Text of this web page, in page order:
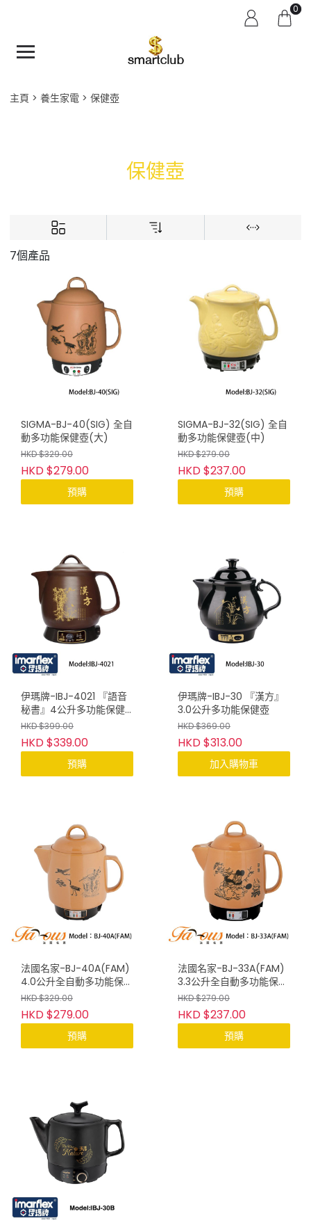
0
主頁 養生家電 保健壺
保健壺
7個產品
SIGMA-BJ-40(SIG) 全自
動多功能保健壺(大)
HKD $329.00
HKD $279.00
預購
SIGMA-BJ-32(SIG) 全自
動多功能保健壺(中)
HKD $279.00
HKD $237.00
預購
伊瑪牌-IBJ-4021 『語音
秘書』4公升多功能保健
壺
HKD $399.00
HKD $339.00
預購
伊瑪牌-IBJ-30 『漢方』
3.0公升多功能保健壺
HKD $369.00
HKD $313.00
加入購物車
法國名家-BJ-40A(FAM)
4.0公升全自動多功能保健
壺
HKD $329.00
HKD $279.00
預購
法國名家-BJ-33A(FAM)
3.3公升全自動多功能保健
壺
HKD $279.00
HKD $237.00
預購